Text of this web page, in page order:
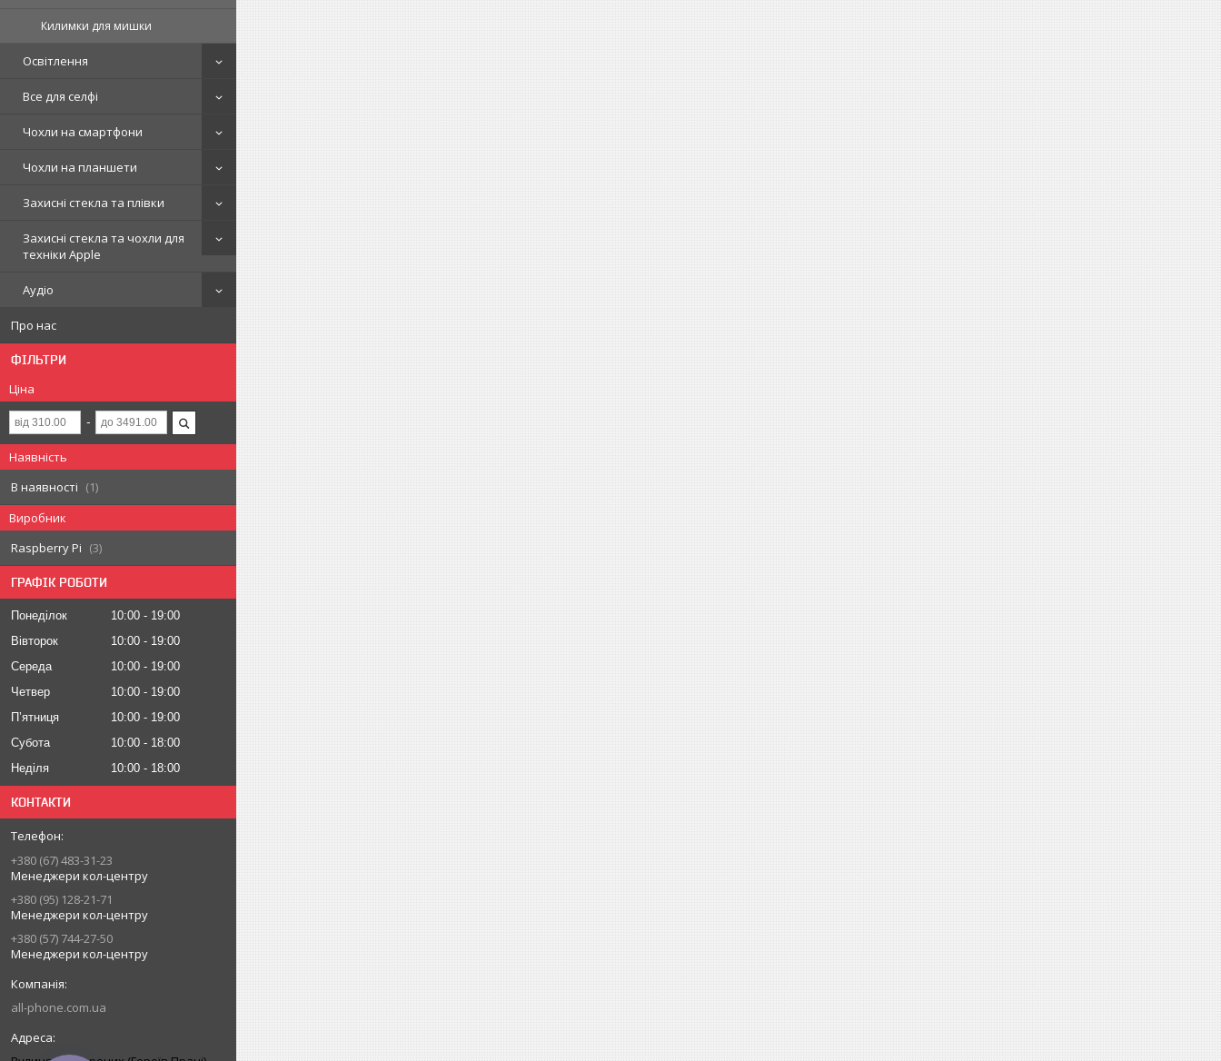
Килимки для мишки
Освітлення
Все для селфі
Чохли на смартфони
Чохли на планшети
Захисні стекла та плівки
Захисні стекла та чохли для
техніки Apple
Аудіо
Про нас
ФІЛЬТРИ
Ціна
Наявність
В наявності
1
Виробник
Raspberry Pi
3
ГРАФІК РОБОТИ
Понеділок 10:00
19:00
Вівторок
10:00
19:00
Середа
10:00
19:00
Четвер
10:00
19:00
Пʼятниця
10:00
19:00
Субота
10:00
18:00
Неділя
10:00 18:00
КОНТАКТИ
+380 (67) 483-31-23
Менеджери кол-центру
+380 (95) 128-21-71
Менеджери кол-центру
+380 (57) 744-27-50
Менеджери кол-центру
all-phone.com.ua